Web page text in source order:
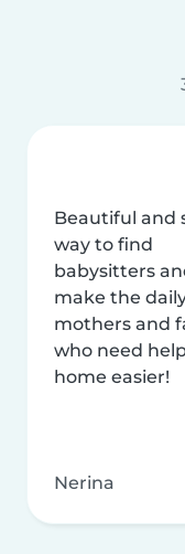
Beautiful and
way to find
babysitters
make the
mothers and
who need
home easier!
Nerina